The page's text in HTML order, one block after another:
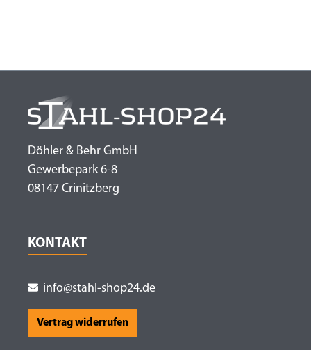
Döhler & Behr GmbH
Gewerbepark 6-8
08147 Crinitzberg
KONTAKT
info@stahl-shop24.de
Vertrag widerrufen